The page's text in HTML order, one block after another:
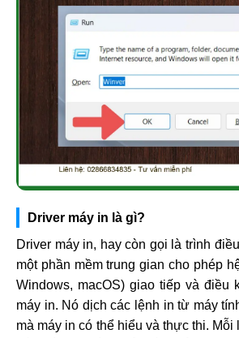
Driver máy in là gì?
Driver máy in, hay còn gọi là trình
một phần mềm trung gian cho phép
Windows, macOS) giao tiếp và điều
máy in. Nó dịch các lệnh in từ máy
mà máy in có thể hiểu và thực thi. Mỗi